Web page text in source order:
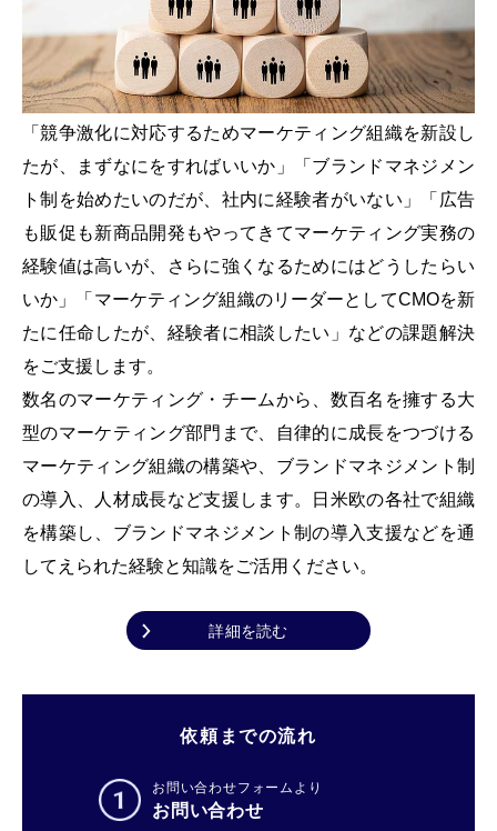
「競争激化に対応するためマーケティング組織を新設し
たが、まずなにをすればいいか」「ブランドマネジメン
ト制を始めたいのだが、社内に経験者がいない」「広告
も販促も新商品開発もやってきてマーケティング実務の
経験値は高いが、さらに強くなるためにはどうしたらい
いか」「マーケティング組織のリーダーとしてCMOを新
たに任命したが、経験者に相談したい」などの課題解決
をご支援します。
数名のマーケティング・チームから、数百名を擁する大
型のマーケティング部門まで、自律的に成長をつづける
マーケティング組織の構築や、ブランドマネジメント制
の導入、人材成長など支援します。日米欧の各社で組織
を構築し、ブランドマネジメント制の導入支援などを通
してえられた経験と知識をご活用ください。
詳細を読む
依頼までの流れ
お問い合わせフォームより
お問い合わせ